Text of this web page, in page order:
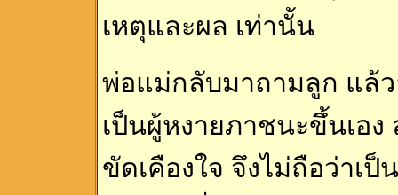
เหตุและผล เท่านั้น
พ่อแม่กลับมาถามลูก แล้
เป็นผู้หงายภาชนะขึ้นเอ
ขัดเคืองใจ จึงไม่ถือว่าเ